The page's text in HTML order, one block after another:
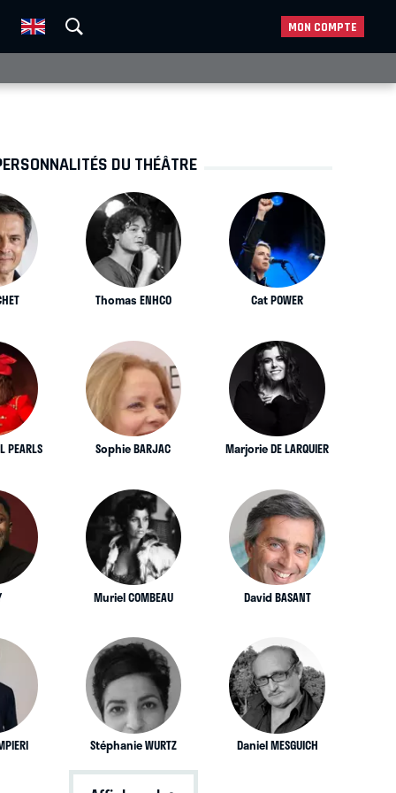
MON COMPTE
DU THÉÂTRE
Thomas ENHCO Cat POWER
Sophie BARJAC Marjorie DE LARQUIER
Muriel COMBEAU David BASANT
Stéphanie WURTZ Daniel MESGUICH